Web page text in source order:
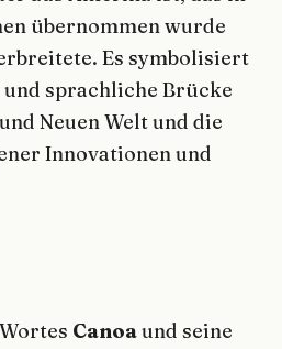
übernommen wurde
Es symbolisiert
sprachliche Brücke
Neuen Welt und die
Innovationen und
Canoaund seine